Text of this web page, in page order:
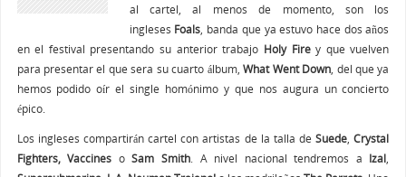
al cartel, al menos de momento, son los
ingleses Foals , banda que ya estuvo hace dos años
en el festival presentando su anterior trabajo Holy Firey que vuelven
para presentar el que sera su cuarto álbum,What Went Down , del que ya
hemos podido oír el single homónimo y que nos augura un concierto
épico.
Los ingleses compartirán cartel con artistas de la talla deSuede,Crystal
Fighters, Vaccines oSam Smith. A nivel nacional tendremos a Izal,